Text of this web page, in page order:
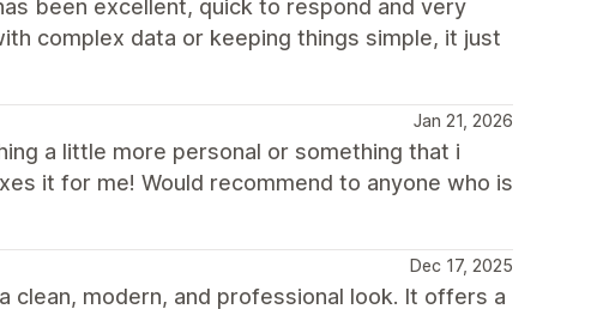
been excellent, quick to respond and very
complex data or keeping things simple, it just
Jan 21, 2026
a little more personal or something that i
it for me! Would recommend to anyone who is
Dec 17, 2025
clean, modern, and professional look. It offers a